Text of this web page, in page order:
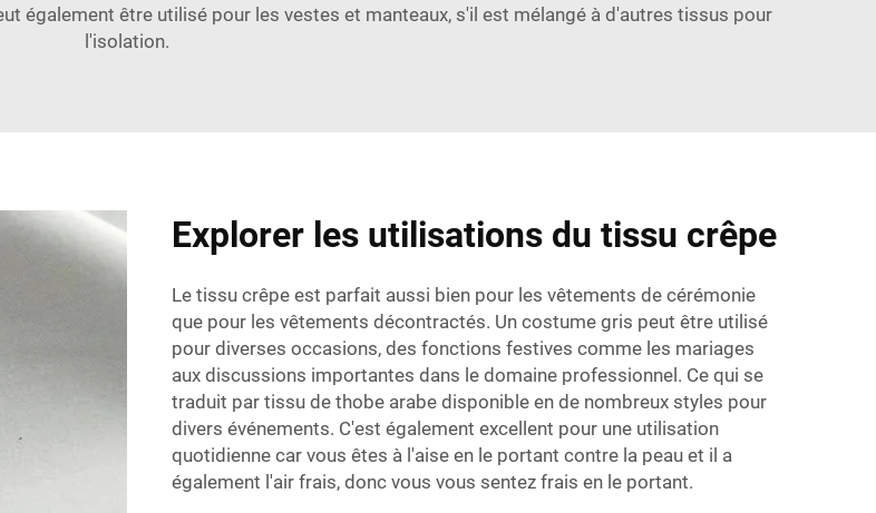
également être utilisé pour les vestes et manteaux, s'il est mélangé à d'autres tissus pour
l'isolation.
Explorer les utilisations du tissu crêpe
Le tissu crêpe est parfait aussi bien pour les vêtements de cérémonie
que pour les vêtements décontractés. Un costume gris peut être utilisé
pour diverses occasions, des fonctions festives comme les mariages
aux discussions importantes dans le domaine professionnel. Ce qui se
traduit par tissu de thobe arabe disponible en de nombreux styles pour
divers événements. C'est également excellent pour une utilisation
quotidienne car vous êtes à l'aise en le portant contre la peau et il a
également l'air frais, donc vous vous sentez frais en le portant.